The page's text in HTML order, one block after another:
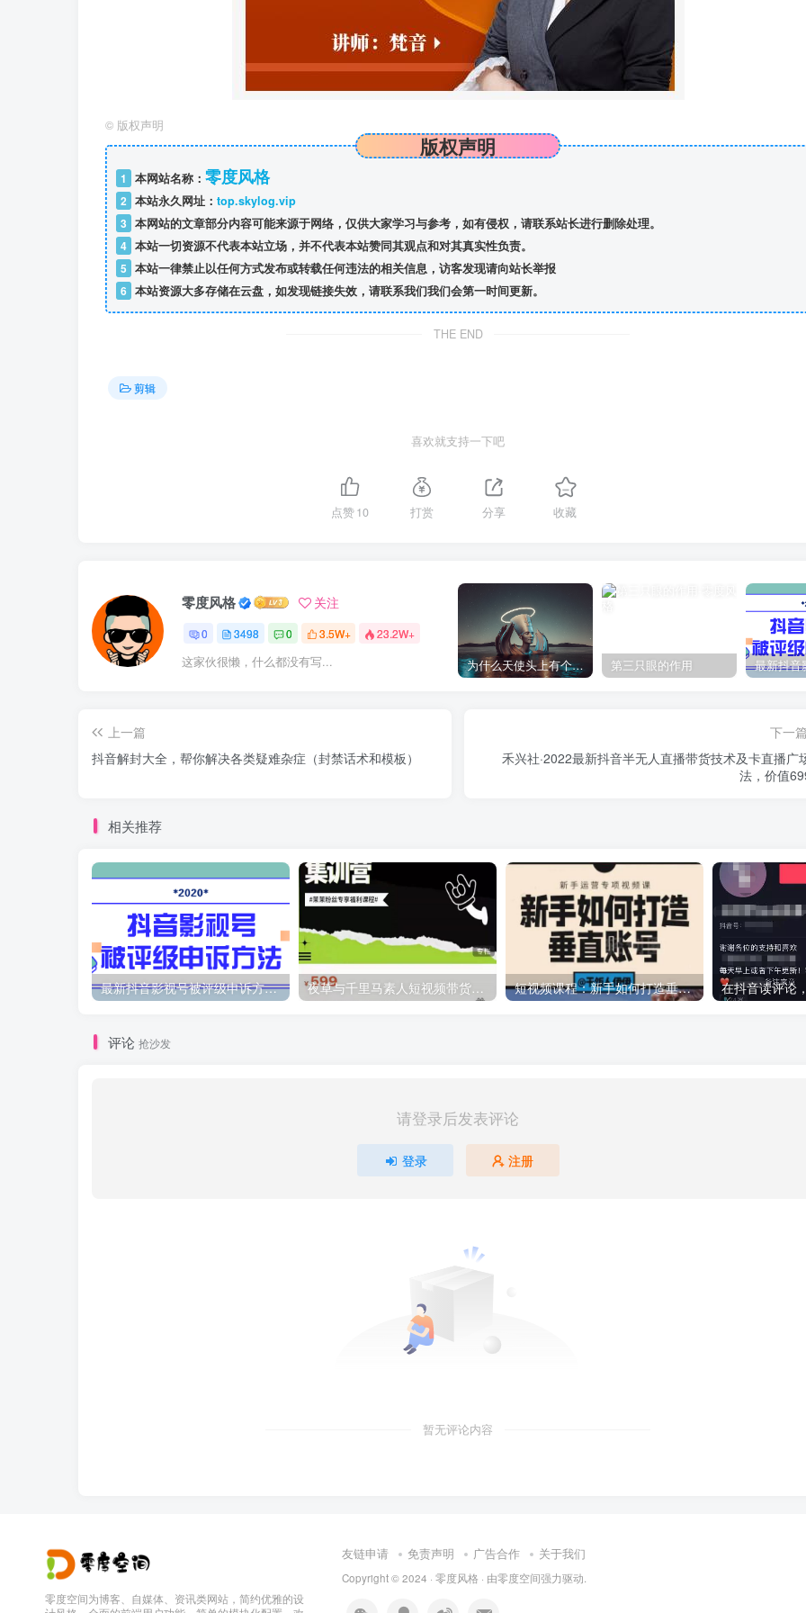
© 版权声明
版权声明
1 本网站名称： 零度风格
2 本站永久网址： top.skylog.vip
3 本网站的文章部分内容可能来源于网络，仅供大家学习与参考，如有侵权，请联系站长进行删除处理。
4 本站一切资源不代表本站立场，并不代表本站赞同其观点和对其真实性负责。
5 本站一律禁止以任何方式发布或转载任何违法的相关信息，访客发现请向站长举报
6 本站资源大多存储在云盘，如发现链接失效，请联系我们我们会第一时间更新。
THE END
剪辑
喜欢就支持一下吧
点赞10 打赏 分享 收藏
零度风格 关注
0 3498 0 3.5W+ 23.2W+
这家伙很懒，什么都没有写... 为什么天使头上有个圈？ 第三只眼的作用
上一篇
抖音解封大全，帮你解决各类疑难杂症（封禁话术和模板）
下一篇
禾兴社·2022最新抖音半无人直播带货技术及卡直播广
法，价值
相关推荐
最新抖音影视号被评级申诉方法视频教程 夜草与千里马素人短视频带货集训营，薛辉团队价值599元 短视频课程：新手如何打造垂直账号，教你标准流程搭建基础账号（录播+直播）
评论 抢沙发
请登录后发表评论
登录 注册
暂无评论内容
零度空间为博客、自媒体、资讯类网站，简约优雅的设
友链申请 免责声明 广告合作 关于我们
Copyright © 2024 · 零度风格 · 由零度空间强力驱动.